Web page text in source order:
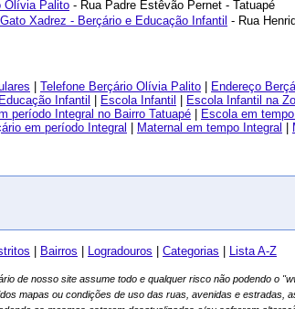
Olívia Palito - Rua Padre Estêvão Pernet - Tatuapé
Xadrez - Berçário e Educação Infantil - Rua
Telefone Berçário Olívia Palito Endereço
Educação Infantil Escola Infantil Escola Infantil na
período Integral no Bairro Tatuapé Escola em
em período Integral Maternal em tempo Integral
Bairros Logradouros Categorias Lista A-Z
de nosso site assume todo e qualquer risco não podendo o
mapas ou condições de uso das ruas, avenidas e estradas,